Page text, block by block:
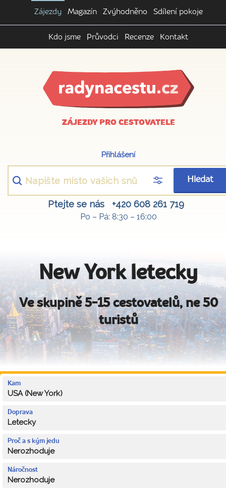
Zájezdy Magazín Zvýhodněno Sdílení pokoje
Kdo jsme Průvodci Recenze Kontakt
ZÁJEZDY PRO CESTOVATELE
Přihlášení
Hledat
Ptejte se nás +420 608 261 719
Po – Pá: 8:30 – 16:00
New York letecky
Ve skupině 5-15 cestovatelů, ne 50
turistů
Kam
USA (New York)
Doprava
Letecky
Proč a s kým jedu
Nerozhoduje
Náročnost
Nerozhoduje